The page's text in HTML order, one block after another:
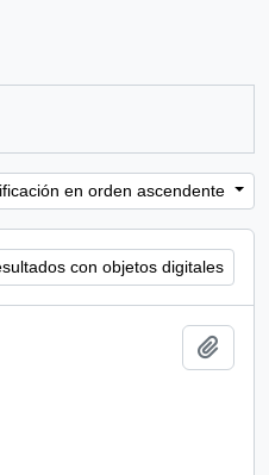
en orden ascendente
con objetos digitales